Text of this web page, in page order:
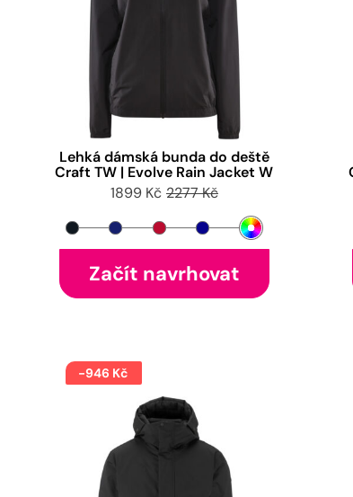
Lehká dámská bunda do deště
Craft TW | Evolve Rain Jacket W
1899 Kč 2277 Kč
Začít navrhovat
-946 Kč